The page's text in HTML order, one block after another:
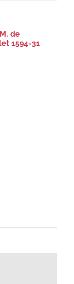
de
1594-31